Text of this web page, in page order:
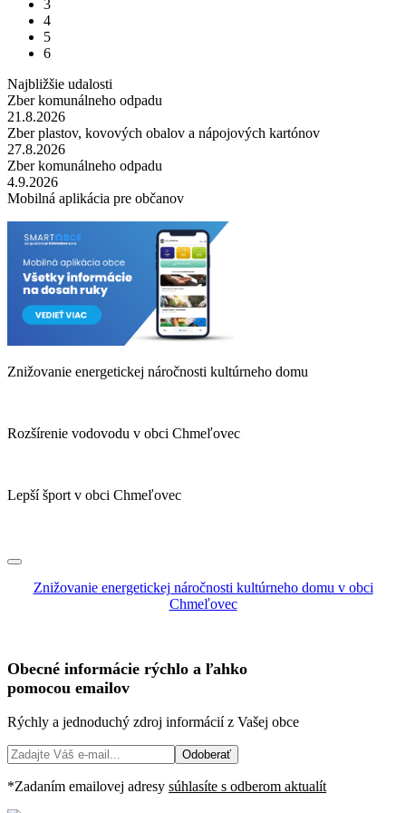
3
4
5
6
Najbližšie udalosti
Zber komunálneho odpadu
21.8.2026
Zber plastov, kovových obalov a nápojových kartónov
27.8.2026
Zber komunálneho odpadu
4.9.2026
Mobilná aplikácia pre občanov
Znižovanie energetickej náročnosti kultúrneho domu
Rozšírenie vodovodu v obci Chmeľovec
Lepší šport v obci Chmeľovec
Znižovanie energetickej náročnosti kultúrneho domu v obci
Chmeľovec
Obecné informácie rýchlo a ľahko
pomocou emailov
Rýchly a jednoduchý zdroj informácií z Vašej obce
Odoberať
*Zadaním emailovej adresy súhlasíte s odberom aktualít